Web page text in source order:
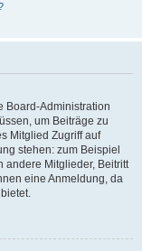
Board-Administration
um Beiträge zu
Mitglied Zugriff auf
stehen: zum Beispiel
andere Mitglieder, Beitritt
eine Anmeldung, da